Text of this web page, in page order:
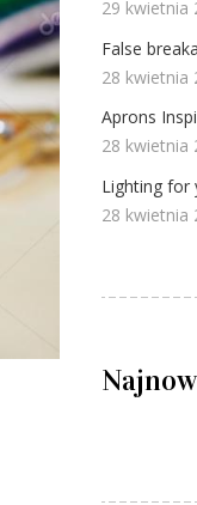
29 kwietnia
False
28 kwietnia
Aprons
28 kwietnia
Lighting for
28 kwietnia